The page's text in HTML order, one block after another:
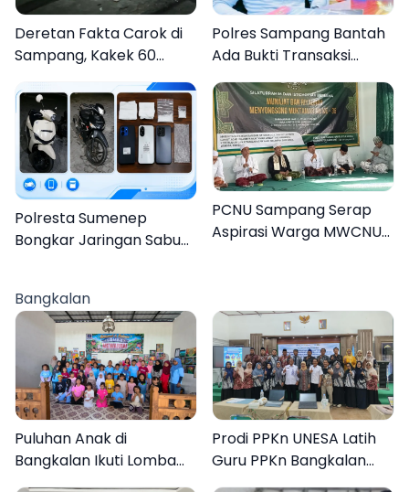
Deretan Fakta Carok di
Sampang, Kakek 60
Tahun Duel Melawan 2
Pria
Polres Sampang Bantah
Ada Bukti Transaksi
dalam Kasus Rudapaksa
Anak 27 Tersangka
Polresta Sumenep
Bongkar Jaringan Sabu
PCNU Sampang Serap
Aspirasi Warga MWCNU
Bangkalan
Puluhan Anak di
Bangkalan Ikuti Lomba
Prodi PPKn UNESA Latih
Guru PPKn Bangkalan